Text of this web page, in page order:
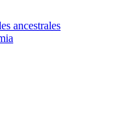
ancestrales